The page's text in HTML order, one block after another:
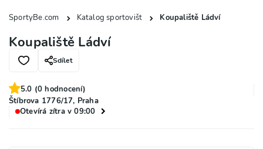
SportyBe.com Katalog sportovišt Koupaliště Ládví
Koupaliště Ládví
Sdílet
5.0 (0 hodnocení)
Štíbrova 1776/17, Praha
Otevírá zítra v 09:00